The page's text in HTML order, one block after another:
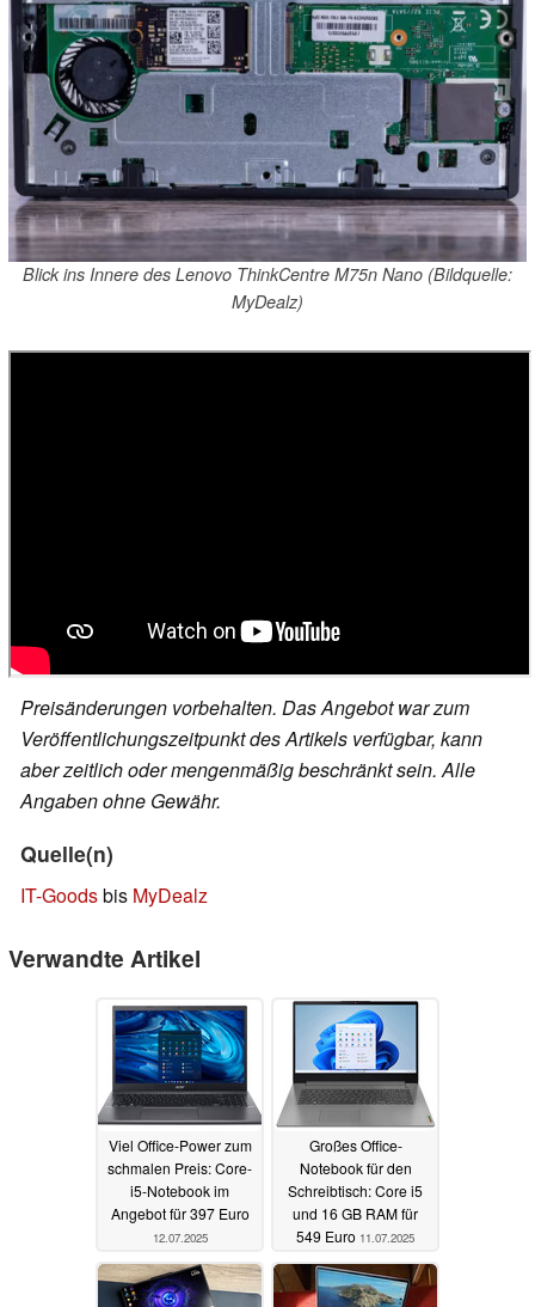
Blick ins Innere des Lenovo ThinkCentre M75n Nano (Bildquelle:
MyDealz)
Preisänderungen vorbehalten. Das Angebot war zum
Veröffentlichungszeitpunkt des Artikels verfügbar, kann
aber zeitlich oder mengenmäßig beschränkt sein. Alle
Angaben ohne Gewähr.
Quelle(n)
IT-Goodsbis MyDealz
Verwandte Artikel
Viel Office-Power zum
schmalen Preis: Core-
i5-Notebook im
Angebot für 397 Euro
12.07.2025
Großes Office-
Notebook für den
Schreibtisch: Core i5
und 16 GB RAM für
549 Euro 11.07.2025